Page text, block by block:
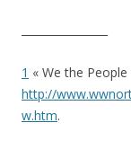
1 « We the
http://
w.htm.